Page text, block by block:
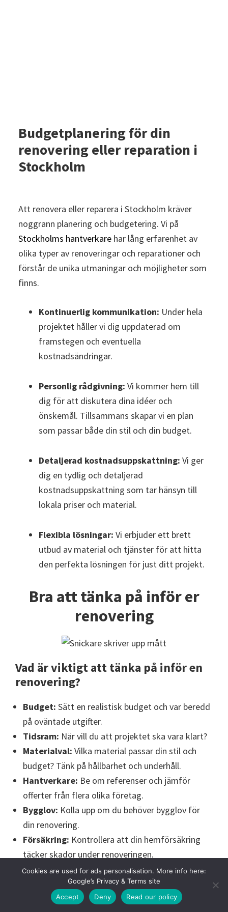
Budgetplanering för din
renovering eller reparation i
Stockholm
Att renovera eller reparera i Stockholm kräver
noggrann planering och budgetering. Vi på
Stockholms hantverkare har lång erfarenhet av
olika typer av renoveringar och reparationer och
förstår de unika utmaningar och möjligheter som
finns.
Kontinuerlig kommunikation: Under hela
projektet håller vi dig uppdaterad om
framstegen och eventuella
kostnadsändringar.
Personlig rådgivning: Vi kommer hem till
dig för att diskutera dina idéer och
önskemål. Tillsammans skapar vi en plan
som passar både din stil och din budget.
Detaljerad kostnadsuppskattning: Vi ger
dig en tydlig och detaljerad
kostnadsuppskattning som tar hänsyn till
lokala priser och material.
Flexibla lösningar: Vi erbjuder ett brett
utbud av material och tjänster för att hitta
den perfekta lösningen för just ditt projekt.
Bra att tänka på inför er
renovering
Vad är viktigt att tänka på inför en
renovering?
Budget: Sätt en realistisk budget och var beredd
på oväntade utgifter.
Tidsram: När vill du att projektet ska vara klart?
Materialval: Vilka material passar din stil och
budget? Tänk på hållbarhet och underhåll.
Hantverkare: Be om referenser och jämför
offerter från flera olika företag.
Bygglov: Kolla upp om du behöver bygglov för
din renovering.
Försäkring: Kontrollera att din hemförsäkring
täcker skador under renoveringen.
Grannar:Informera dina grannar om
renoveringen och dess omfattning.
Cookies are used for ads personalisation. More info here:
Google’s Privacy & Terms site
Accept
Deny Read our policy